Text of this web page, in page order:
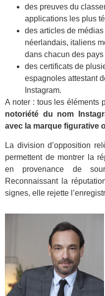
des preuves du
applications les plus
des articles de
néerlandais, italiens
dans chacun des pays
des certificats de
espagnoles attestant
Instagram.
A noter : tous les éléments
notoriété du nom
avec la marque figurative
La division d’opposition
permettent de montrer la
en provenance de
Reconnaissant la
signes, elle rejette